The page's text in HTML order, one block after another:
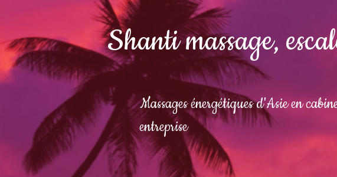
Shanti massage,
Massages énergétiques d'Asie en
entreprise